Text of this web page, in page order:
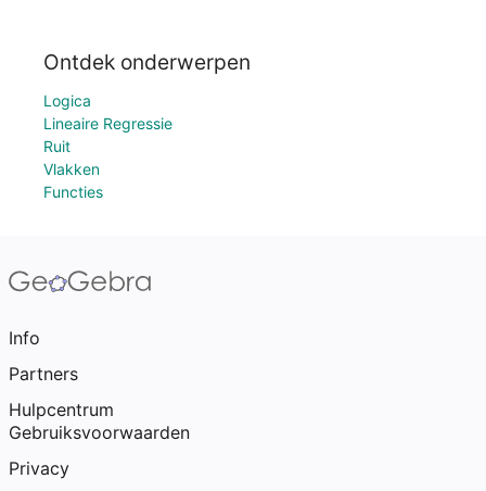
Ontdek onderwerpen
Logica
Lineaire Regressie
Ruit
Vlakken
Functies
Info
Partners
Hulpcentrum
Gebruiksvoorwaarden
Privacy